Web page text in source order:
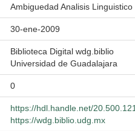
Ambiguedad Analisis Linguistico
30-ene-2009
Biblioteca Digital wdg.biblio
Universidad de Guadalajara
0
https://hdl.handle.net/
https://wdg.biblio.udg.mx